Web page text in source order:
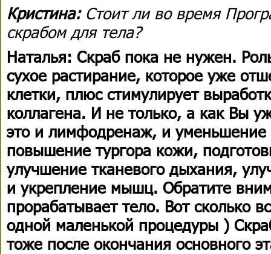
Кристина: Стоит ли во время
скрабом для тела?
Наталья: Скраб пока не нужен.
сухое растирание, которое уже
клетки, плюс стимулирует
коллагена. И не только, а как Вы
это и лимфодренаж, и уменьшение
повышение тургора кожи,
улучшение тканевого дыхания,
и укрепление мышц. Обратите
прорабатывает тело. Вот сколько
одной маленькой процедуры )
тоже после окончания основного